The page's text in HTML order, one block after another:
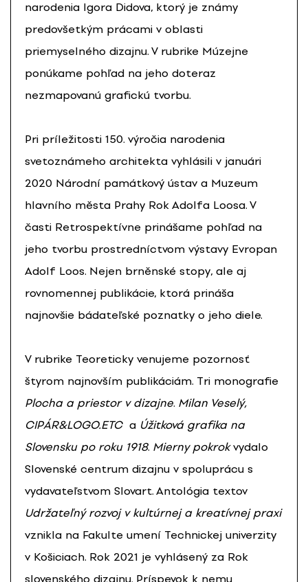
narodenia Igora Didova, ktorý je známy
predovšetkým prácami v oblasti
priemyselného dizajnu. V rubrike Múzejne
ponúkame pohľad na jeho doteraz
nezmapovanú grafickú tvorbu.
Pri príležitosti 150. výročia narodenia
svetoznámeho architekta vyhlásili v januári
2020 Národní památkový ústav a Muzeum
hlavního města Prahy Rok Adolfa Loosa. V
časti Retrospektívne prinášame pohľad na
jeho tvorbu prostredníctvom výstavy Evropan
Adolf Loos. Nejen brněnské stopy, ale aj
rovnomennej publikácie, ktorá prináša
najnovšie bádateľské poznatky o jeho diele.
V rubrike Teoreticky venujeme pozornosť
štyrom najnovším publikáciám. Tri monografie
Plocha a priestor v dizajne. Milan Veselý,
CIPÁR&LOGO.ETCa Úžitková grafika na
Slovensku po roku 1918. Mierny pokrokvydalo
Slovenské centrum dizajnu v spoluprácu s
vydavateľstvom Slovart. Antológia textov
Udržateľný rozvoj v kultúrnej a kreatívnej praxi
vznikla na Fakulte umení Technickej univerzity
v Košiciach. Rok 2021 je vyhlásený za Rok
slovenského dizajnu. Príspevok k nemu